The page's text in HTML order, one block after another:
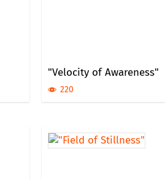
"Velocity of Awareness"
220